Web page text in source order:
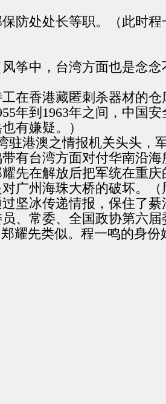
防处处长等职。（此时
筝中，台湾方面也是念
在香港藏匿刺杀器材的
年到1963年之间，中国安
有嫌疑。）
驻港澳之情报机关头头，
有台湾方面对付华南沿
先在解放后把军统在重庆
广州海珠大桥的破坏。
坚冰传递情报，保住了綦
、常委、全国政协第六届
耀先类似。程一鸣的身份